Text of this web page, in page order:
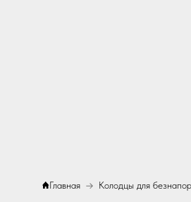
Главная Колодцы для